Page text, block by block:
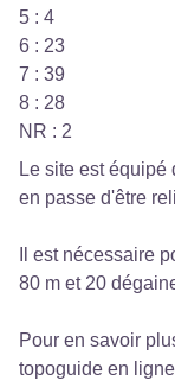
5 : 4
6 : 23
7 : 39
8 : 28
NR : 2
Le site est
en passe d'être
Il est nécessaire
80 m et 20
Pour en savoir
topoguide en ligne